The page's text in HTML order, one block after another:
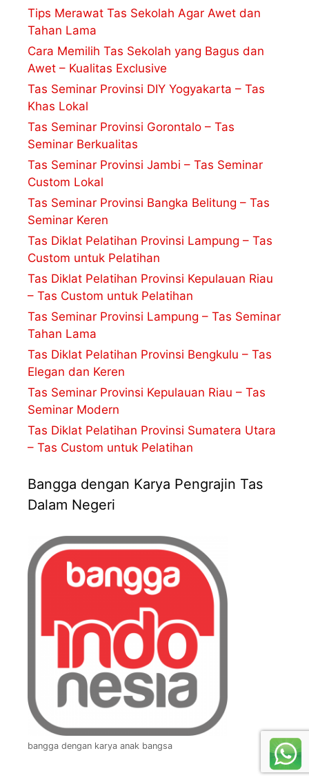
Tips Merawat Tas Sekolah Agar Awet dan
Tahan Lama
Cara Memilih Tas Sekolah yang Bagus dan
Awet – Kualitas Exclusive
Tas Seminar Provinsi DIY Yogyakarta – Tas
Khas Lokal
Tas Seminar Provinsi Gorontalo – Tas
Seminar Berkualitas
Tas Seminar Provinsi Jambi – Tas Seminar
Custom Lokal
Tas Seminar Provinsi Bangka Belitung – Tas
Seminar Keren
Tas Diklat Pelatihan Provinsi Lampung – Tas
Custom untuk Pelatihan
Tas Diklat Pelatihan Provinsi Kepulauan Riau
– Tas Custom untuk Pelatihan
Tas Seminar Provinsi Lampung – Tas Seminar
Tahan Lama
Tas Diklat Pelatihan Provinsi Bengkulu – Tas
Elegan dan Keren
Tas Seminar Provinsi Kepulauan Riau – Tas
Seminar Modern
Tas Diklat Pelatihan Provinsi Sumatera Utara
– Tas Custom untuk Pelatihan
Bangga dengan Karya Pengrajin Tas
Dalam Negeri
bangga dengan karya anak bangsa